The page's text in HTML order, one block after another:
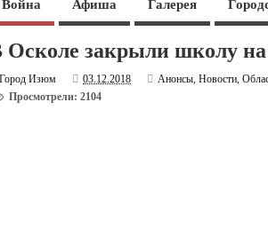
Война Афиша Галерея
Осколе закрыли школу
Город Изюм 03.12.2018 Анонсы,Новости,
Просмотрели: 2104